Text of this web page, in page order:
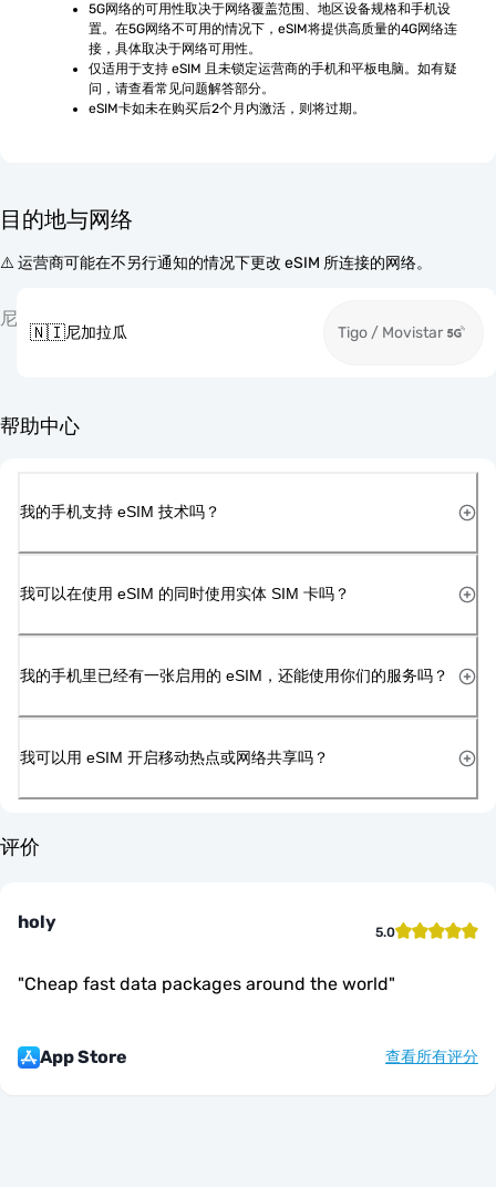
5G网络的可用性取决于网络覆盖范围、地区设备规格和手机设
置。在5G网络不可用的情况下，eSIM将提供高质量的4G网络连
接，具体取决于网络可用性。
仅适用于支持 eSIM 且未锁定运营商的手机和平板电脑。如有疑
问，请查看常见问题解答部分。
eSIM卡如未在购买后2个月内激活，则将过期。
目的地与网络
⚠️ 运营商可能在不另行通知的情况下更改 eSIM 所连接的网络。
尼
🇳🇮尼加拉瓜 Tigo / Movistar
帮助中心
我的手机支持 eSIM 技术吗？
我可以在使用 eSIM 的同时使用实体 SIM 卡吗？
我的手机里已经有一张启用的 eSIM，还能使用你们的服务吗？
我可以用 eSIM 开启移动热点或网络共享吗？
评价
holy 5.0
"Cheap fast data packages around the world"
App Store 查看所有评分